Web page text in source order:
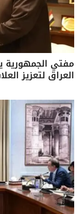
مفتي الجمهورية
العراق لتعزيز